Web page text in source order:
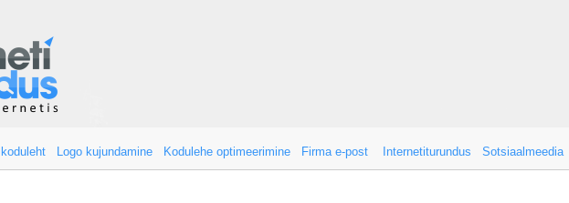
Logo kujundamine Kodulehe optimeerimine Firma e-post Internetiturundus Sotsiaalmeedia